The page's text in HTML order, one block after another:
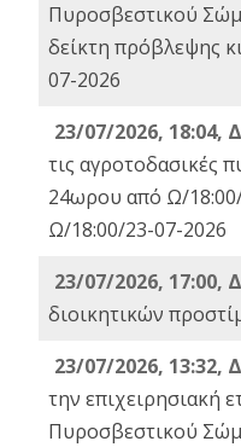
Πυροσβεστικού
δείκτη πρόβλεψης
07-2026
23/07/2026, 18:04,
τις αγροτοδασικές
24ωρου από Ω/
Ω/18:00/23-07-2026
23/07/2026, 17:00,
διοικητικών
23/07/2026, 13:32,
την επιχειρησιακή
Πυροσβεστικού